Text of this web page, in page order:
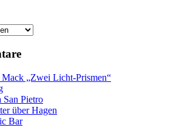
„Zwei Licht-Prismen“
San Pietro
über Hagen
Bar